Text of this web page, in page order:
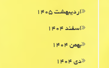
اردیبهشت ۱۴۰۵
اسفند ۱۴۰۴
بهمن ۱۴۰۴
دی ۱۴۰۴